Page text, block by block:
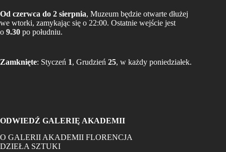
Od czerwca do 2 sierpnia, Muzeum będzie otwarte dłużej
we wtorki, zamykając się o 22:00. Ostatnie wejście jest
o 9.30 po południu.
Zamknięte: Styczeń 1, Grudzień 25, w każdy poniedziałek.
ODWIEDŹ GALERIĘ AKADEMII
O GALERII AKADEMII FLORENCJA
DZIEŁA SZTUKI